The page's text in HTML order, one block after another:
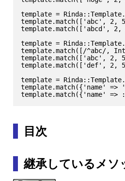
template =
template.match(['abc', 2,
template.match(['abcd',
template =
template.match([/^abc/,
template.match(['abc',
template.match(['def',
template =
template.match({'name'
目次
継承しているメソ